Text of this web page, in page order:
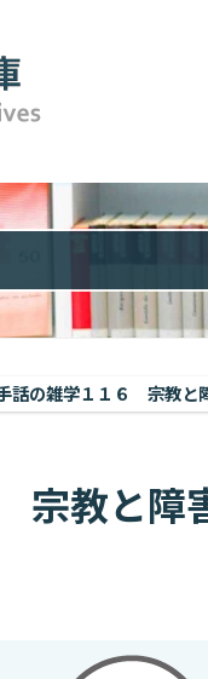
話の雑学１１６ 宗教と
教と障